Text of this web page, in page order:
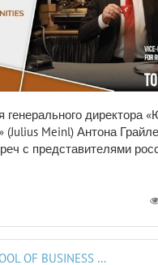
генерального директора
Meinl) Антона
с представителями
MGIMO SCHOOL OF BUSINESS AND INTERNATIONAL PROFICIENCY